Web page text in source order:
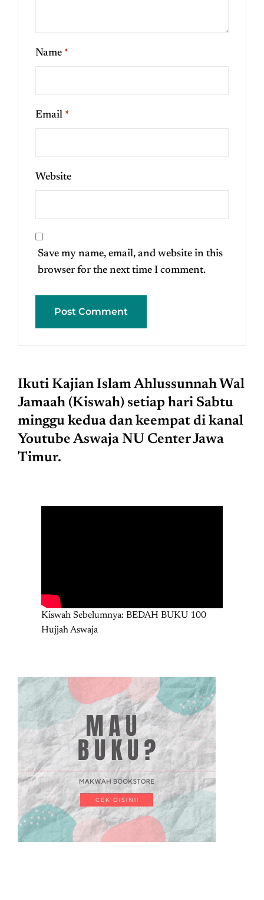
Name *
Email *
Website
Save my name, email, and website in this
browser for the next time I comment.
Ikuti Kajian Islam Ahlussunnah Wal
Jamaah (Kiswah) setiap hari Sabtu
minggu kedua dan keempat di kanal
Youtube Aswaja NU Center Jawa
Timur.
Kiswah Sebelumnya: BEDAH BUKU 100
Hujjah Aswaja